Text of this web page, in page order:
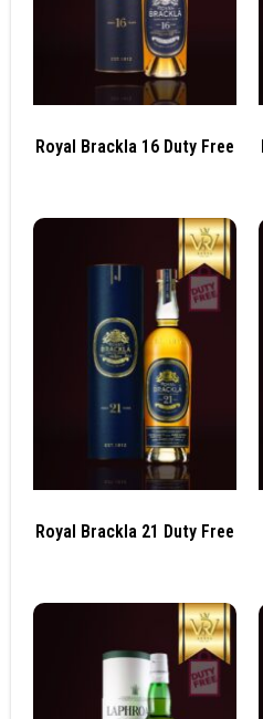
Royal Brackla 16 Duty Free
Royal Brackla 21 Duty Free